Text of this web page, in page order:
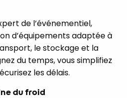
de l’événementiel,
d’équipements adaptée à
le stockage et la
du temps, vous simplifiez
les délais.
du froid